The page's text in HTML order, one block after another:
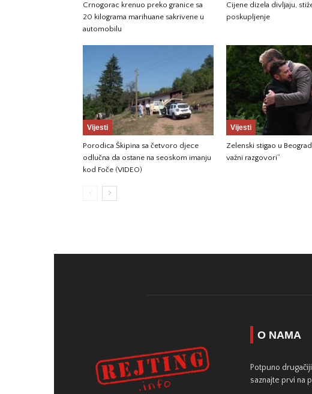
Crnogorac krenuo preko granice sa
20 kilograma marihuane sakrivene u
automobilu
Cijene dizela divljaju,
poskupljenje
Vijesti
Porodica Škipina sa četvoro djece
odlučna da ostane na seoskom imanju
kod Foče (VIDEO)
Vijesti
Zelenski stigao u
važni razgovori”
O NAMA
Potpuno
saznajte prvi na